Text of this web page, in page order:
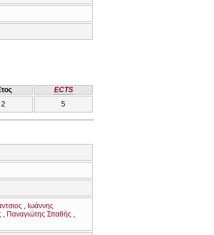
ECTS
2 5
Ιωάννης
Παναγιώτης Σπαθής